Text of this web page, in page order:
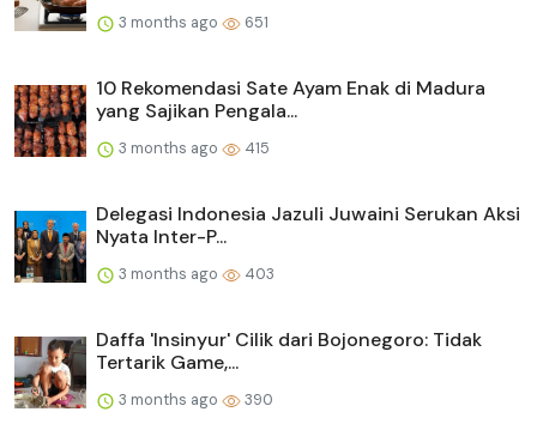
3 months ago 651
10 Rekomendasi Sate Ayam Enak di Madura
yang Sajikan Pengala...
3 months ago 415
Delegasi Indonesia Jazuli Juwaini Serukan Aksi
Nyata Inter-P...
3 months ago 403
Daffa 'Insinyur' Cilik dari Bojonegoro: Tidak
Tertarik Game,...
3 months ago 390